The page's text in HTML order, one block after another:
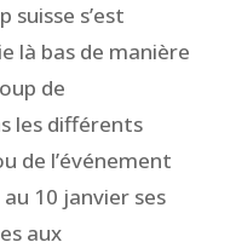
suisse s’est
là bas de manière
de
les différents
de l’événement
10 janvier ses
aux